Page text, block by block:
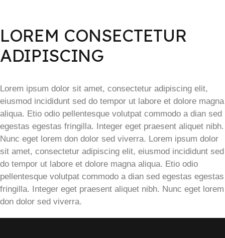
LOREM CONSECTETUR
ADIPISCING
Lorem ipsum dolor sit amet, consectetur adipiscing elit,
eiusmod incididunt sed do tempor ut labore et dolore magna
aliqua. Etio odio pellentesque volutpat commodo a dian sed
egestas egestas fringilla. Integer eget praesent aliquet nibh.
Nunc eget lorem don dolor sed viverra. Lorem ipsum dolor
sit amet, consectetur adipiscing elit, eiusmod incididunt sed
do tempor ut labore et dolore magna aliqua. Etio odio
pellentesque volutpat commodo a dian sed egestas egestas
fringilla. Integer eget praesent aliquet nibh. Nunc eget lorem
don dolor sed viverra.